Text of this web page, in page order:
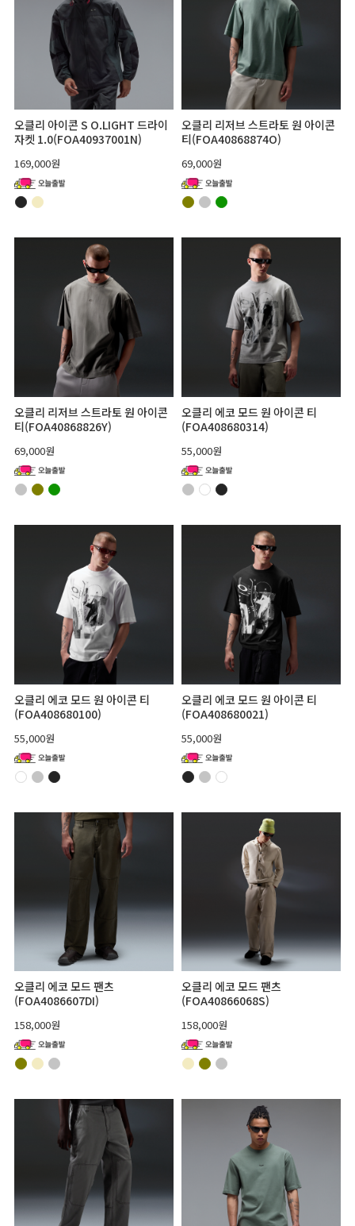
오클리 아이콘 S O.LIGHT 드라이
자켓 1.0(FOA40937001N)
169,000원
오클리 리저브 스트라토 원 아이콘
티(FOA40868874O)
69,000원
오클리 리저브 스트라토 원 아이콘
티(FOA40868826Y)
69,000원
오클리 에코 모드 원 아이콘 티
(FOA408680314)
55,000원
오클리 에코 모드 원 아이콘 티
(FOA408680100)
55,000원
오클리 에코 모드 원 아이콘 티
(FOA408680021)
55,000원
오클리 에코 모드 팬츠
(FOA4086607DI)
158,000원
오클리 에코 모드 팬츠
(FOA40866068S)
158,000원